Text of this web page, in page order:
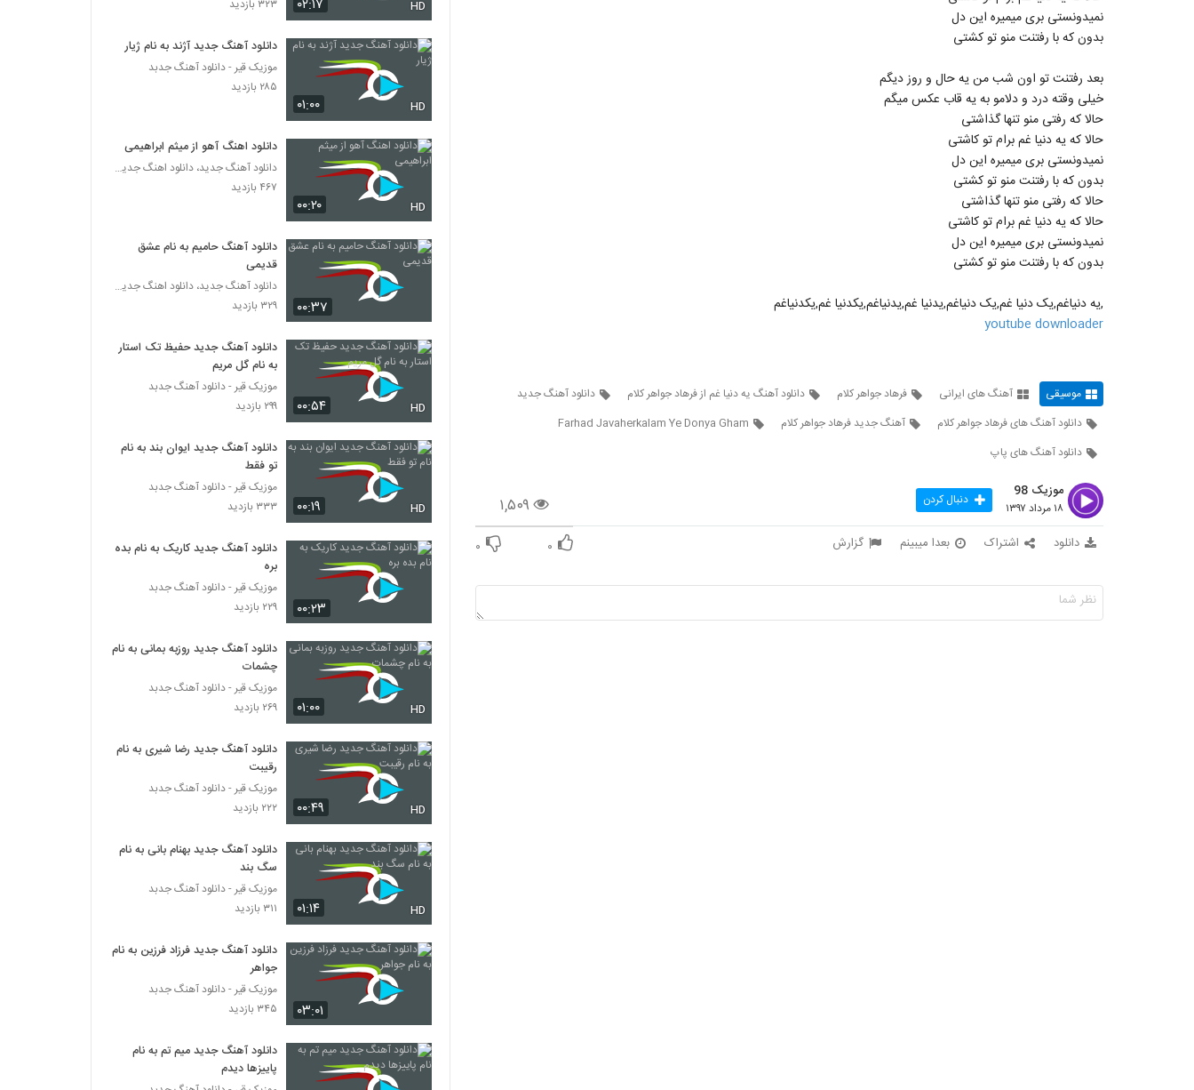
دانلود آهنگ جدید و زیبای امیر کاظمی با نام همه
چی رواله
۱,۷۰۹ بازدید
آهنگ لاین بازی از سپهر خلسه(رپ)
Salar Aghili Darvish
۸۵۳ بازدید
دانلود آهنگ جدید و زیبای سالار عقیلی با نام دلبر
عیار
Sooratgar)
۱,۴۶۷ بازدید
موزیک زیبای عهد کردم از ایوان بند
۲,۴۳۴ بازدید
موزیک زیبای ای یار از سینا شعبانخانی
۱,۸۶۹ بازدید
دانلود آهنگ به کی بگم از امیرعلی
۲,۳۷۵ بازدید
دانلود آهنگ ابوالفضل اسماعیلی سرگردون
(Abolfazl Esmaeili Sargardoonam)
۱,۶۸۸ بازدید
موزیک زیبای حس دوست داشتن از سام نیا
۱,۱۷۸ بازدید
آهنگ مسعود صابری بنام فرشته (رمیکس)
۲,۱۸۱ بازدید
دانلود آهنگ مسعود نیکخواه مال خودمی
(Masoud Nikkhah Male Khodami)
۱,۷۰۸ بازدید
دانلود آهنگ مستم کن از سان بند به همراه متن
ترانه
۱,۹۷۰ بازدید
دانلود آهنگ اشکان ورمزیار صورت ماهت
(Ashkan Varmazyar Sorat Mahet)
۱,۴۵۷ بازدید
محسن چاوشی - موزیک ویدئو زیبا شرمساری -
انتخابات 96 - آهنگ جدید محسن چاوشی
نمیدونستی بری میمیره این دل
بدون که با رفتنت منو تو کشتی
بعد رفتنت تو اون شب من یه حال و روز دیگم
خیلی وقته درد و دلامو به یه قاب عکس میگم
حالا که رفتی منو تنها گذاشتی
حالا که یه دنیا غم برام تو کاشتی
نمیدونستی بری میمیره این دل
بدون که با رفتنت منو تو کشتی
حالا که رفتی منو تنها گذاشتی
حالا که یه دنیا غم برام تو کاشتی
نمیدونستی بری میمیره این دل
بدون که با رفتنت منو تو کشتی
,یه دنیاغم,یک دنیا غم,یک دنیاغم,یدنیا غم,یدنیاغم,یکدنیا غم,یکدنیاغم
youtube downloader
موسیقی آهنگ های ایرانی فرهاد جواهر کلام دانلود آهنگ یه دنیا غم از فرهاد جواهر کلام
دانلود آهنگ جدید
دانلود آهنگ های فرهاد جواهر کلام
آهنگ جدید فرهاد جواهر کلام
Farhad Javaherkalam Ye Donya Gham
دانلود آهنگ های پاپ
۱,۵۰۹
موزیک 98
۱۸ مرداد ۱۳۹۷ دنبال کردن
دانلود اشتراک بعدا میبینم گزارش ۰ ۰
۰۲:۱۷ HD
۳۲۳ بازدید
۰۱:۰۰ HD
دانلود آهنگ جدید آژند به نام ژیار
موزیک قیر - دانلود آهنگ جدبد
۲۸۵ بازدید
۰۰:۲۰ HD
دانلود اهنگ آهو از میثم ابراهیمی
دانلود آهنگ جدید، دانلود اهنگ جدید ایرانی
۴۶۷ بازدید
۰۰:۳۷
دانلود آهنگ حامیم به نام عشق
قدیمی
دانلود آهنگ جدید، دانلود اهنگ جدید ایرانی
۳۲۹ بازدید
۰۰:۵۴ HD
دانلود آهنگ جدید حفیظ تک استار
به نام گل مریم
موزیک قیر - دانلود آهنگ جدبد
۲۹۹ بازدید
۰۰:۱۹ HD
دانلود آهنگ جدید ایوان بند به نام
تو فقط
موزیک قیر - دانلود آهنگ جدبد
۳۳۳ بازدید
۰۰:۲۳
دانلود آهنگ جدید کاریک به نام بده
بره
موزیک قیر - دانلود آهنگ جدبد
۲۲۹ بازدید
۰۱:۰۰ HD
دانلود آهنگ جدید روزبه بمانی به نام
چشمات
موزیک قیر - دانلود آهنگ جدبد
۲۶۹ بازدید
۰۰:۴۹ HD
دانلود آهنگ جدید رضا شیری به نام
رقیبت
موزیک قیر - دانلود آهنگ جدبد
۲۲۲ بازدید
۰۱:۱۴ HD
دانلود آهنگ جدید بهنام بانی به نام
سگ بند
موزیک قیر - دانلود آهنگ جدبد
۳۱۱ بازدید
۰۳:۰۱
دانلود آهنگ جدید فرزاد فرزین به نام
جواهر
موزیک قیر - دانلود آهنگ جدبد
۳۴۵ بازدید
دانلود آهنگ جدید میم تم به نام
پاییزها دیدم